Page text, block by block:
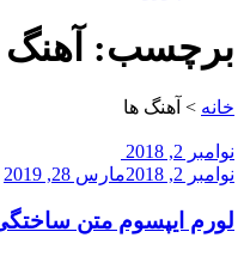
برچسب: آهنگ
خانه > آهنگ ها
نوامبر 2, 2018
نوامبر 2, 2018
مارس 28, 2019
لورم ایپسوم متن